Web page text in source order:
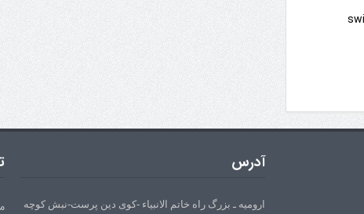
آدرس
ارومیه ـ بزرگ راه خاتم الانبیاء -کوی دین پرست-نبش کوچه